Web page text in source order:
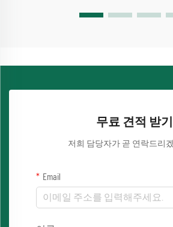
무료 견적 받기
저희 담당자가 곧 연락드리
Email